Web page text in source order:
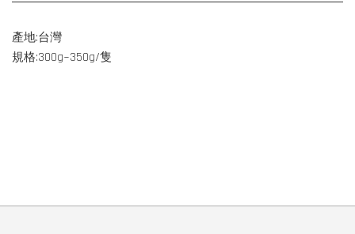
產地:台灣
規格:300g~350g/隻